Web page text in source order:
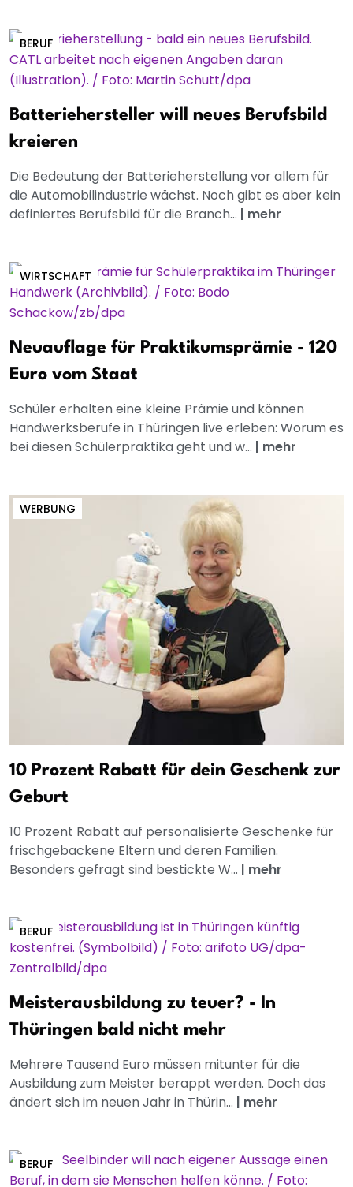
BERUF
Batteriehersteller will neues Berufsbild
kreieren
Die Bedeutung der Batterieherstellung vor allem für
die Automobilindustrie wächst. Noch gibt es aber kein
definiertes Berufsbild für die Branch... | mehr
WIRTSCHAFT
Neuauflage für Praktikumsprämie - 120
Euro vom Staat
Schüler erhalten eine kleine Prämie und können
Handwerksberufe in Thüringen live erleben: Worum es
bei diesen Schülerpraktika geht und w... | mehr
WERBUNG
10 Prozent Rabatt für dein Geschenk zur
Geburt
10 Prozent Rabatt auf personalisierte Geschenke für
frischgebackene Eltern und deren Familien.
Besonders gefragt sind bestickte W... | mehr
BERUF
Meisterausbildung zu teuer? - In
Thüringen bald nicht mehr
Mehrere Tausend Euro müssen mitunter für die
Ausbildung zum Meister berappt werden. Doch das
ändert sich im neuen Jahr in Thürin... | mehr
BERUF